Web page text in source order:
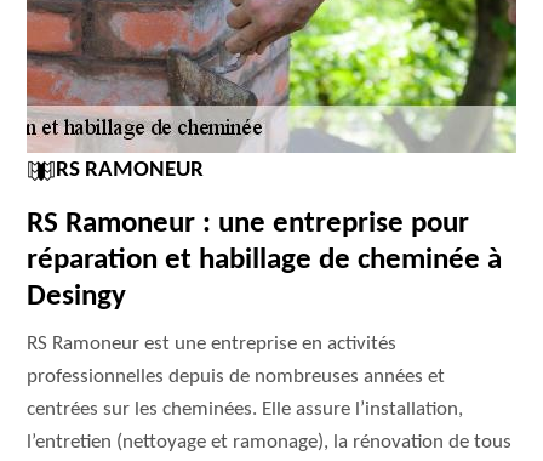
RS RAMONEUR
RS Ramoneur : une entreprise pour
réparation et habillage de cheminée à
Desingy
RS Ramoneur est une entreprise en activités
professionnelles depuis de nombreuses années et
centrées sur les cheminées. Elle assure l’installation,
l’entretien (nettoyage et ramonage), la rénovation de tous